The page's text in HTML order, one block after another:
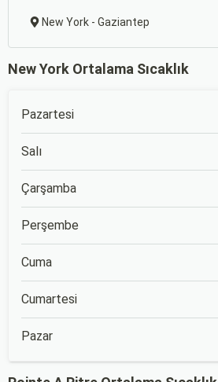
New York - Gaziantep
New York Ortalama Sıcaklık
Pazartesi
Salı
Çarşamba
Perşembe
Cuma
Cumartesi
Pazar